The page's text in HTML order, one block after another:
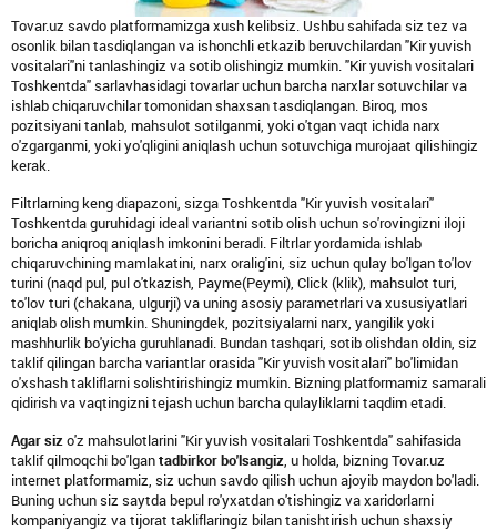
Tovar.uz savdo platformamizga xush kelibsiz. Ushbu sahifada siz tez va
osonlik bilan tasdiqlangan va ishonchli etkazib beruvchilardan "Kir yuvish
vositalari"ni tanlashingiz va sotib olishingiz mumkin. "Kir yuvish vositalari
Toshkentda" sarlavhasidagi tovarlar uchun barcha narxlar sotuvchilar va
ishlab chiqaruvchilar tomonidan shaxsan tasdiqlangan. Biroq, mos
pozitsiyani tanlab, mahsulot sotilganmi, yoki o'tgan vaqt ichida narx
o'zgarganmi, yoki yo'qligini aniqlash uchun sotuvchiga murojaat qilishingiz
kerak.
Filtrlarning keng diapazoni, sizga Toshkentda "Kir yuvish vositalari"
Toshkentda guruhidagi ideal variantni sotib olish uchun so'rovingizni iloji
boricha aniqroq aniqlash imkonini beradi. Filtrlar yordamida ishlab
chiqaruvchining mamlakatini, narx oralig'ini, siz uchun qulay bo'lgan to'lov
turini (naqd pul, pul o'tkazish, Payme(Peymi), Click (klik), mahsulot turi,
to'lov turi (chakana, ulgurji) va uning asosiy parametrlari va xususiyatlari
aniqlab olish mumkin. Shuningdek, pozitsiyalarni narx, yangilik yoki
mashhurlik bo'yicha guruhlanadi. Bundan tashqari, sotib olishdan oldin, siz
taklif qilingan barcha variantlar orasida "Kir yuvish vositalari" bo'limidan
o'xshash takliflarni solishtirishingiz mumkin. Bizning platformamiz samarali
qidirish va vaqtingizni tejash uchun barcha qulayliklarni taqdim etadi.
Agar siz o'z mahsulotlarini "Kir yuvish vositalari Toshkentda" sahifasida
taklif qilmoqchi bo'lgan tadbirkor bo'lsangiz, u holda, bizning Tovar.uz
internet platformamiz, siz uchun savdo qilish uchun ajoyib maydon bo'ladi.
Buning uchun siz saytda bepul ro'yxatdan o'tishingiz va xaridorlarni
kompaniyangiz va tijorat takliflaringiz bilan tanishtirish uchun shaxsiy